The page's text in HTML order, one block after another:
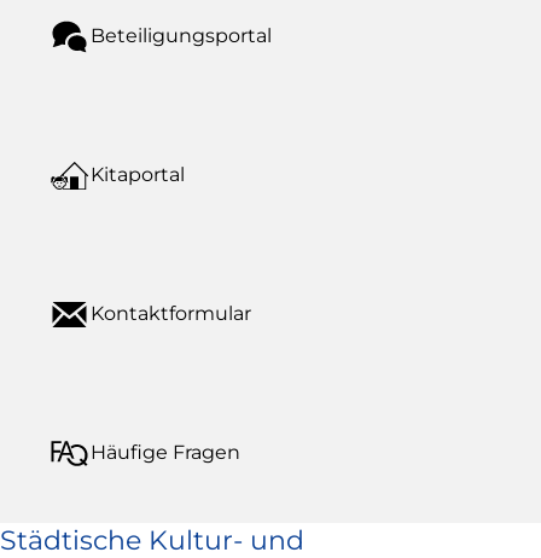
Beteiligungsportal
Kitaportal
Kontaktformular
Häufige Fragen
Städtische Kultur- und